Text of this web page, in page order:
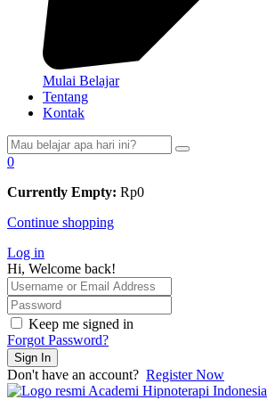
Mulai Belajar
Tentang
Kontak
0
Currently Empty: Rp0
Continue shopping
Log in
Hi, Welcome back!
Keep me signed in
Forgot Password?
Sign In
Don't have an account? Register Now